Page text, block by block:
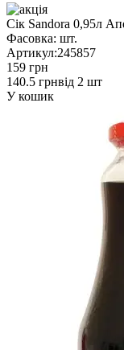
Сік Sandora 0,95л
Фасовка: шт.
Артикул:245857
159 грн
140.5 грнвід 2 шт
У кошик